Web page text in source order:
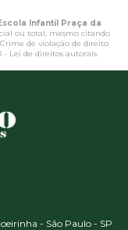
Infantil Praça da
ou total, mesmo citando
de violação de direito
- Lei de direitos autorais.
- São Paulo - SP